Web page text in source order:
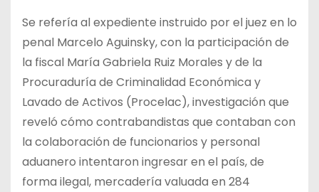
Se refería al expediente instruido por el juez en lo
penal Marcelo Aguinsky, con la participación de
la fiscal María Gabriela Ruiz Morales y de la
Procuraduría de Criminalidad Económica y
Lavado de Activos (Procelac), investigación que
reveló cómo contrabandistas que contaban con
la colaboración de funcionarios y personal
aduanero intentaron ingresar en el país, de
forma ilegal, mercadería valuada en 284